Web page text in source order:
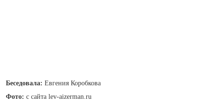
Беседовала: Евгения Коробкова
Фото: с сайта lev-aizerman.ru